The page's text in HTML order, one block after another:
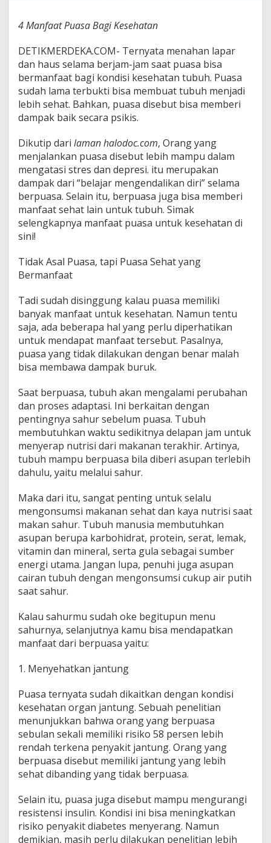
a
a
n
4 Manfaat Puasa Bagi Kesehatan
DETIKMERDEKA.COM- Ternyata menahan lapar
dan haus selama berjam-jam saat puasa bisa
bermanfaat bagi kondisi kesehatan tubuh. Puasa
sudah lama terbukti bisa membuat tubuh menjadi
lebih sehat. Bahkan, puasa disebut bisa memberi
dampak baik secara psikis.
Dikutip dari laman halodoc.com, Orang yang
menjalankan puasa disebut lebih mampu dalam
mengatasi stres dan depresi. itu merupakan
dampak dari “belajar mengendalikan diri” selama
berpuasa. Selain itu, berpuasa juga bisa memberi
manfaat sehat lain untuk tubuh. Simak
selengkapnya manfaat puasa untuk kesehatan di
sini!
Tidak Asal Puasa, tapi Puasa Sehat yang
Bermanfaat
Tadi sudah disinggung kalau puasa memiliki
banyak manfaat untuk kesehatan. Namun tentu
saja, ada beberapa hal yang perlu diperhatikan
untuk mendapat manfaat tersebut. Pasalnya,
puasa yang tidak dilakukan dengan benar malah
bisa membawa dampak buruk.
Saat berpuasa, tubuh akan mengalami perubahan
dan proses adaptasi. Ini berkaitan dengan
pentingnya sahur sebelum puasa. Tubuh
membutuhkan waktu sedikitnya delapan jam untuk
menyerap nutrisi dari makanan terakhir. Artinya,
tubuh mampu berpuasa bila diberi asupan terlebih
dahulu, yaitu melalui sahur.
Maka dari itu, sangat penting untuk selalu
mengonsumsi makanan sehat dan kaya nutrisi saat
makan sahur. Tubuh manusia membutuhkan
asupan berupa karbohidrat, protein, serat, lemak,
vitamin dan mineral, serta gula sebagai sumber
energi utama. Jangan lupa, penuhi juga asupan
cairan tubuh dengan mengonsumsi cukup air putih
saat sahur.
Kalau sahurmu sudah oke begitupun menu
sahurnya, selanjutnya kamu bisa mendapatkan
manfaat dari berpuasa yaitu:
1. Menyehatkan jantung
Puasa ternyata sudah dikaitkan dengan kondisi
kesehatan organ jantung. Sebuah penelitian
menunjukkan bahwa orang yang berpuasa
sebulan sekali memiliki risiko 58 persen lebih
rendah terkena penyakit jantung. Orang yang
berpuasa disebut memiliki jantung yang lebih
sehat dibanding yang tidak berpuasa.
Selain itu, puasa juga disebut mampu mengurangi
resistensi insulin. Kondisi ini bisa meningkatkan
risiko penyakit diabetes menyerang. Namun
demikian, masih perlu dilakukan penelitian lebih